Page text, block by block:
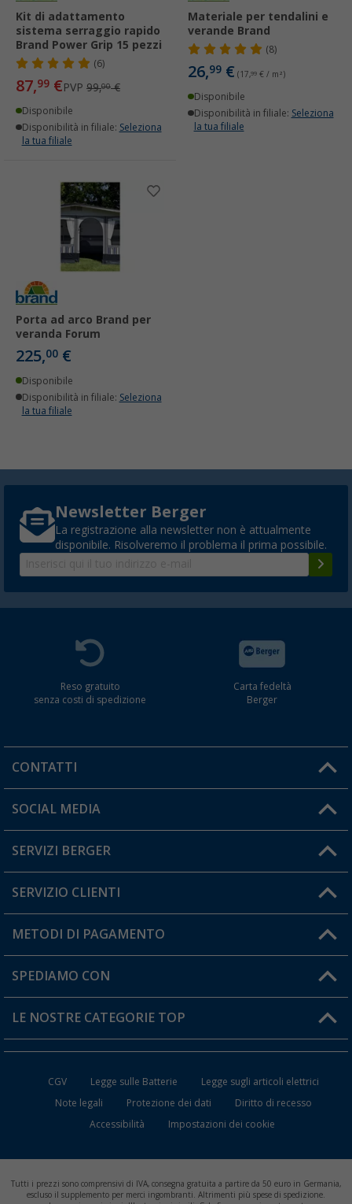
Kit di adattamento
sistema serraggio rapido
Brand Power Grip 15 pezzi
(6)
87,99 €PVP 99,00€
Disponibile
Disponibilità in filiale: Seleziona
la tua filiale
Materiale per tendalini e
verande Brand
(8)
26,99 € (17,99 € / m²)
Disponibile
Disponibilità in filiale: Seleziona
la tua filiale
Porta ad arco Brand per
veranda Forum
225,00 €
Disponibile
Disponibilità in filiale: Seleziona
la tua filiale
Newsletter Berger
La registrazione alla newsletter non è attualmente
disponibile. Risolveremo il problema il prima possibile.
Reso gratuito
senza costi di spedizione
Carta fedeltà
Berger
CONTATTI
Orari di apertura del servizio:
Hai una domanda?
SOCIAL MEDIA
SERVIZI BERGER
Diventare rivenditori
Il mio Account
Carta fedeltà Berger
SERVIZIO CLIENTI
Informazioni sulla spedizione
Resi
FAQ e Contatti
METODI DI PAGAMENTO
SPEDIAMO CON
LE NOSTRE CATEGORIE TOP
Mobili per il Campeggio
Frigo Portatili
Climatizzatori per Camper
CGV Legge sulle Batterie
Legge sugli articoli elettrici
Note legali
Protezione dei dati
Diritto di recesso
Accessibilità
Impostazioni dei cookie
Tutti i prezzi sono comprensivi di IVA, consegna gratuita a partire da 50 euro in Germania,
escluso il supplemento per merci ingombranti. Altrimenti più spese di spedizione.